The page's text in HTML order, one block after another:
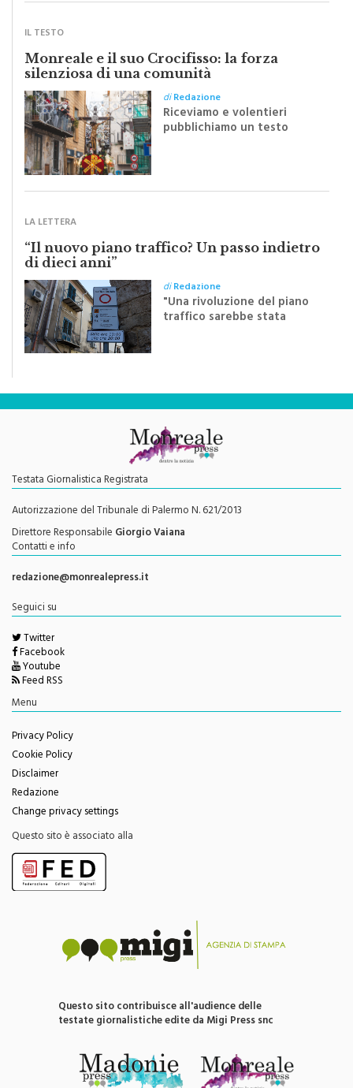
IL TESTO
Monreale e il suo Crocifisso: la forza
silenziosa di una comunità
diRedazione
Riceviamo e volentieri
pubblichiamo un testo
Festa del Santissimo
LA LETTERA
“Il nuovo piano traffico? Un passo indietro
di dieci anni”
diRedazione
"Una rivoluzione del piano
traffico sarebbe stata
Testata Giornalistica Registrata
Autorizzazione del Tribunale di Palermo N. 621/2013
Direttore Responsabile Giorgio Vaiana
Contatti e info
redazione@monrealepress.it
Seguici su
Twitter
Facebook
Youtube
Feed RSS
Menu
Privacy Policy
Cookie Policy
Disclaimer
Redazione
Change privacy settings
Questo sito è associato alla
Questo sito contribuisce all'audience delle
testate giornalistiche edite da Migi Press snc